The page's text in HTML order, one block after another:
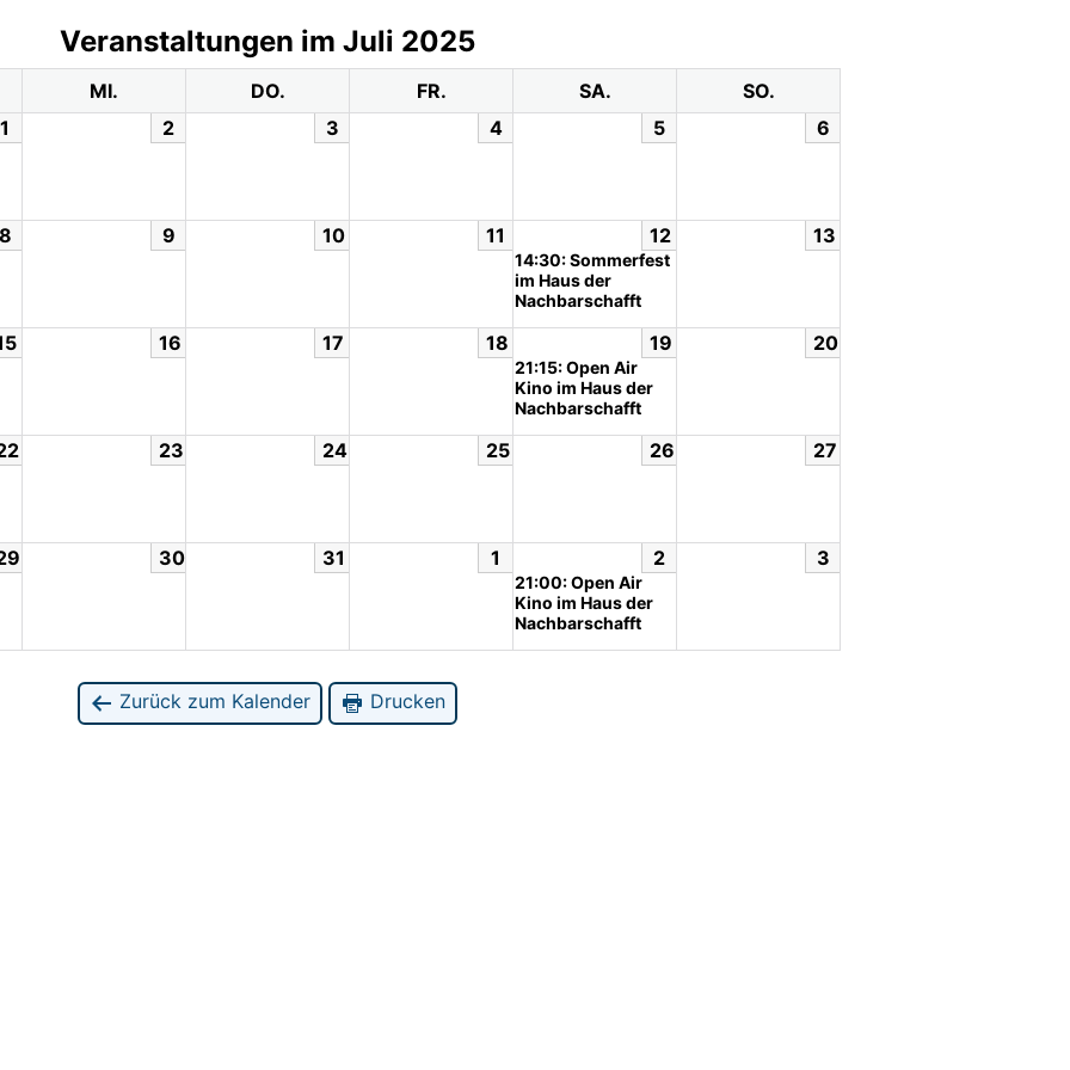
Veranstaltungen im Juli 2025
MI. DO. FR. SA.
SO.
1
2 3 4 5 6
9 10 11 12
14:30: Sommerfest
im Haus der
Nachbarschafft
13
16 17 18 19
21:15: Open Air
Kino im Haus der
Nachbarschafft
20
23 24 25 26 27
30 31 1 2
21:00: Open Air
Kino im Haus der
Nachbarschafft
3
Zurück zum Kalender Drucken